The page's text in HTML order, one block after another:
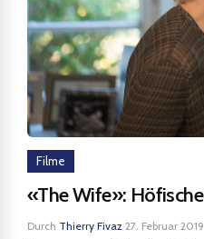
Filme
«The Wife»:
Durch Thierry Fivaz·27. Februar 2019